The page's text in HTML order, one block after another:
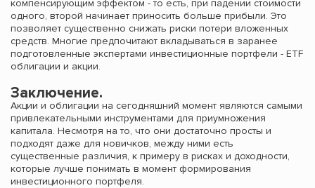
компенсирующим эффектом - то есть, при падении стоимости
одного, второй начинает приносить больше прибыли. Это
позволяет существенно снижать риски потери вложенных
средств. Многие предпочитают вкладываться в заранее
подготовленные экспертами инвестиционные портфели - ETF
облигации и акции.
Заключение.
Акции и облигации на сегодняшний момент являются самыми
привлекательными инструментами для приумножения
капитала. Несмотря на то, что они достаточно просты и
подходят даже для новичков, между ними есть
существенные различия, к примеру в рисках и доходности,
которые лучше понимать в момент формирования
инвестиционного портфеля.